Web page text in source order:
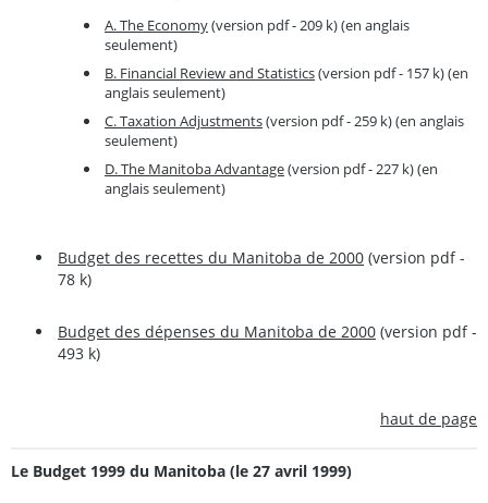
A. The Economy(version pdf - 209 k) (en anglais
seulement)
B. Financial Review and Statistics(version pdf - 157 k) (en
anglais seulement)
C. Taxation Adjustments(version pdf - 259 k) (en anglais
seulement)
D. The Manitoba Advantage(version pdf - 227 k) (en
anglais seulement)
Budget des recettes du Manitoba de 2000 (version pdf -
78 k)
Budget des dépenses du Manitoba de 2000 (version pdf -
493 k)
haut de page
Le Budget 1999 du Manitoba (le 27 avril 1999)